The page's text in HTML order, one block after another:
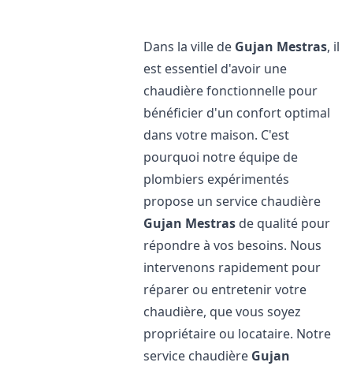
Dans la ville de Gujan Mestras, il
est essentiel d'avoir une
chaudière fonctionnelle pour
bénéficier d'un confort optimal
dans votre maison. C'est
pourquoi notre équipe de
plombiers expérimentés
propose un service chaudière
Gujan Mestras de qualité pour
répondre à vos besoins. Nous
intervenons rapidement pour
réparer ou entretenir votre
chaudière, que vous soyez
propriétaire ou locataire. Notre
service chaudière Gujan